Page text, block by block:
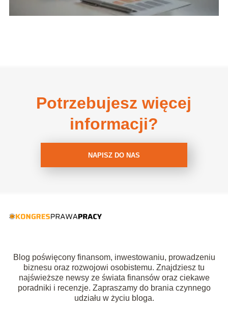
Potrzebujesz więcej
informacji?
NAPISZ DO NAS
Blog poświęcony finansom, inwestowaniu, prowadzeniu
biznesu oraz rozwojowi osobistemu. Znajdziesz tu
najświeższe newsy ze świata finansów oraz ciekawe
poradniki i recenzje. Zapraszamy do brania czynnego
udziału w życiu bloga.